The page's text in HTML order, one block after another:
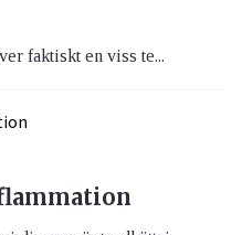
faktiskt en viss te...